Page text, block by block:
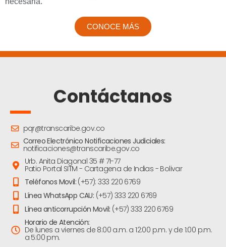
CONOCE MÁS
Contáctanos
pqr@transcaribe.gov.co
Correo Electrónico Notificaciones Judiciales:
notificaciones@transcaribe.gov.co
Urb. Anita Diagonal 35 # 71-77
Patio Portal SITM - Cartagena de Indias - Bolivar
Teléfonos Movil: (+57): 333 220 6769
Línea WhatsApp CAU: (+57) 333 220 6769
Línea anticorrupción Movil: (+57) 333 220 6769
Horario de Atención:
De lunes a viernes de 8:00 a.m. a 12:00 p.m. y de 1:00 p.m.
a 5:00 pm.